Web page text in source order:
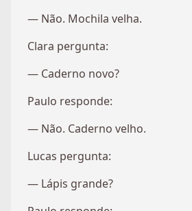
— Não. Mochila velha.
Clara pergunta:
— Caderno novo?
Paulo responde:
— Não. Caderno velho.
Lucas pergunta:
— Lápis grande?